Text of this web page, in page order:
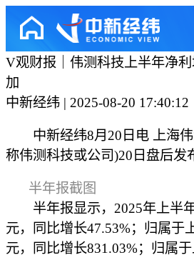
V观财报｜伟测科技上半年净
加
中新经纬 | 2025-08-20 17:40:12
中新经纬8月20日电 上海伟
称伟测科技或公司)20日盘后发
半年报截图
半年报显示，2025年上半年
元，同比增长47.53%；归属于
元，同比增长831.03%；归属